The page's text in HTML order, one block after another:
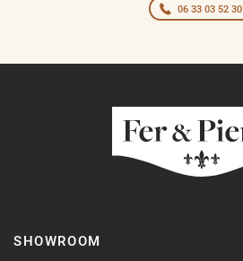
06 33 03 52 30
SHOWROOM